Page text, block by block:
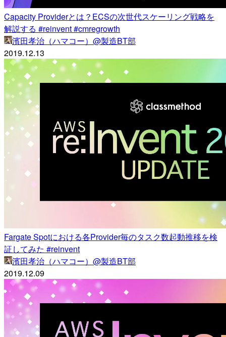
Capacity Providerとは？ECSの次世代スケーリング戦略を
解説する #reinvent #cmregrowth
濱田孝治（ハマコー）@製造BT部
2019.12.13
Fargate Spotにおける各Provider毎のタスク数起動推移を検
証してみた #reinvent
濱田孝治（ハマコー）@製造BT部
2019.12.09